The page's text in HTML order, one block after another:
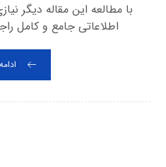
با مطالعه این مقاله دیگر
اطلاعاتی جامع و کامل